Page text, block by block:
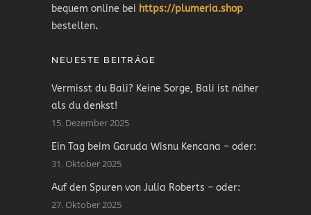
bequem online bei https://plumeria.shop
bestellen.
NEUESTE BEITRÄGE
Vermisst du Bali? Keine Sorge, Bali ist näher
als du denkst!
15. Dezember 2025
Ein Tag beim Garuda Wisnu Kencana – oder:
31. Oktober 2025
Auf den Spuren von Julia Roberts – oder:
27. Oktober 2025